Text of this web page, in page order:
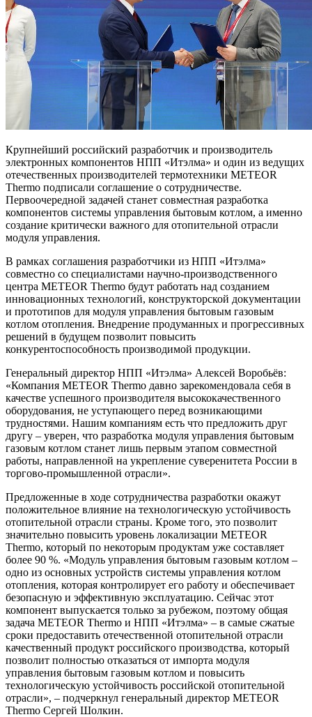
Крупнейший российский разработчик и производитель
электронных компонентов НПП «Итэлма» и один из ведущих
отечественных производителей термотехники METEOR
Thermo подписали соглашение о сотрудничестве.
Первоочередной задачей станет совместная разработка
компонентов системы управления бытовым котлом, а именно
создание критически важного для отопительной отрасли
модуля управления.
В рамках соглашения разработчики из НПП «Итэлма»
совместно со специалистами научно-производственного
центра METEOR Thermo будут работать над созданием
инновационных технологий, конструкторской документации
и прототипов для модуля управления бытовым газовым
котлом отопления. Внедрение продуманных и прогрессивных
решений в будущем позволит повысить
конкурентоспособность производимой продукции.
Генеральный директор НПП «Итэлма» Алексей Воробьёв:
«Компания METEOR Thermо давно зарекомендовала себя в
качестве успешного производителя высококачественного
оборудования, не уступающего перед возникающими
трудностями. Нашим компаниям есть что предложить друг
другу – уверен, что разработка модуля управления бытовым
газовым котлом станет лишь первым этапом совместной
работы, направленной на укрепление суверенитета России в
торгово-промышленной отрасли».
Предложенные в ходе сотрудничества разработки окажут
положительное влияние на технологическую устойчивость
отопительной отрасли страны. Кроме того, это позволит
значительно повысить уровень локализации METEOR
Thermo, который по некоторым продуктам уже составляет
более 90 %. «Модуль управления бытовым газовым котлом –
одно из основных устройств системы управления котлом
отопления, которая контролирует его работу и обеспечивает
безопасную и эффективную эксплуатацию. Сейчас этот
компонент выпускается только за рубежом, поэтому общая
задача METEOR Thermo и НПП «Итэлма» – в самые сжатые
сроки предоставить отечественной отопительной отрасли
качественный продукт российского производства, который
позволит полностью отказаться от импорта модуля
управления бытовым газовым котлом и повысить
технологическую устойчивость российской отопительной
отрасли», – подчеркнул генеральный директор METEOR
Thermo Сергей Шолкин.